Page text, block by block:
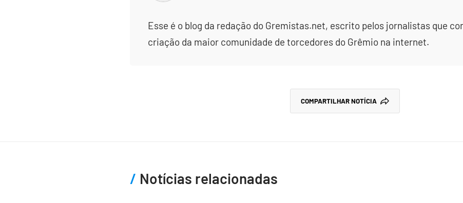
Esse é o blog da redação do Gremistas.net, escrito pelos jornalistas que
criação da maior comunidade de torcedores do Grêmio na internet.
COMPARTILHAR NOTÍCIA
Notícias relacionadas